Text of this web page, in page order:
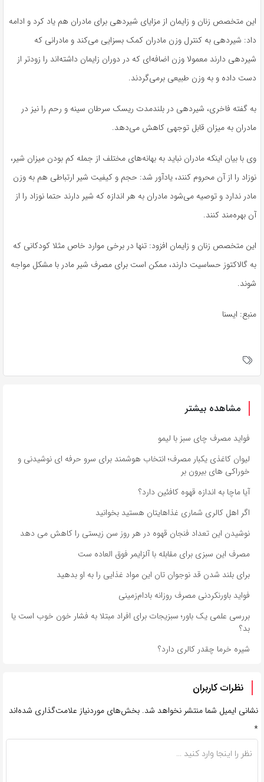
این متخصص زنان و زایمان از مزایای شیردهی برای مادران هم یاد کرد و ادامه
داد: شیردهی به کنترل وزن مادران کمک بسزایی می‌کند و مادرانی که
شیردهی دارند معمولا وزن اضافه‌ای که در دوران زایمان داشته‌اند را زودتر از
دست داده و به وزن طبیعی برمی‌گردند.
به گفته فاخری، شیردهی در بلندمدت ریسک سرطان سینه و رحم را نیز در
مادران به میزان قابل توجهی کاهش می‌دهد.
وی با بیان اینکه مادران نباید به بهانه‌های مختلف از جمله کم بودن میزان شیر،
نوزاد را از آن محروم کنند، یادآور شد: حجم و کیفیت شیر ارتباطی هم به وزن
مادر ندارد و توصیه می‌شود مادران به هر اندازه که شیر دارند حتما نوزاد را از
آن بهره‌مند کنند.
این متخصص زنان و زایمان افزود: تنها در برخی موارد خاص مثلا کودکانی که
به گالاکتوز حساسیت دارند، ممکن است برای مصرف شیر مادر با مشکل مواجه
شوند.
منبع: ایسنا
مشاهده بیشتر
فواید مصرف چای سبز با لیمو
لیوان کاغذی یکبار مصرف؛ انتخاب هوشمند برای سرو حرفه ‌ای نوشیدنی و
خوراکی‌ های بیرون ‌بر
آیا ماچا به اندازه قهوه کافئین دارد؟
اگر اهل کالری شماری غذاهایتان هستید بخوانید
نوشیدن این تعداد فنجان قهوه در هر روز سن زیستی را کاهش می دهد
مصرف این سبزی برای مقابله با آلزایمر فوق العاده ست
برای بلند شدن قد نوجوان تان این مواد غذایی را به او بدهید
فواید باورنکردنی مصرف روزانه بادام‌زمینی
بررسی علمی یک باور؛ سبزیجات برای افراد مبتلا به فشار خون خوب است یا
بد؟
شیره خرما چقدر کالری دارد؟
نظرات کاربران
نشانی ایمیل شما منتشر نخواهد شد. بخش‌های موردنیاز علامت‌گذاری شده‌اند
*